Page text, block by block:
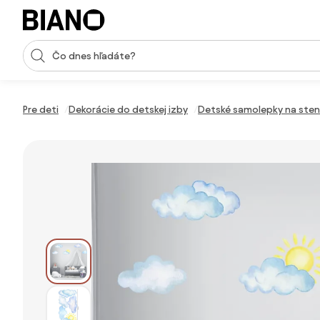
Preskočiť navigáciu, prejsť na obsah
Vstup pre vyhľadávanie
Pre deti Dekorácie do detskej izby Detské samolepky na